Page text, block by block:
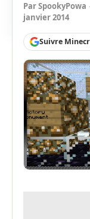
ParSpookyPowa
janvier 2014
Suivre